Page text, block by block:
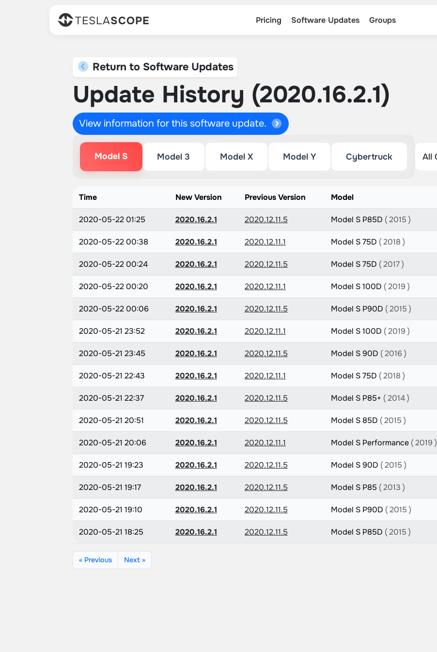
TESLASCOPE Pricing Software Updates Groups
Return to Software Updates
Update History (2020.16.2.1)
View information for this software update.
Model S Model 3 Model X Model Y Cybertruck
Time New Version Previous Version Model
2020-05-22 01:25 2020.16.2.1 2020.12.11.5 Model S P85D ( 2015 )
2020-05-22 00:38 2020.16.2.1 2020.12.11.1 Model S 75D ( 2018 )
2020-05-22 00:24 2020.16.2.1 2020.12.11.5 Model S 75D ( 2017 )
2020-05-22 00:20 2020.16.2.1 2020.12.11.1 Model S 100D ( 2019 )
2020-05-22 00:06 2020.16.2.1 2020.12.11.5 Model S P90D ( 2015 )
2020-05-21 23:52 2020.16.2.1 2020.12.11.1 Model S 100D ( 2019 )
2020-05-21 23:45 2020.16.2.1 2020.12.11.5 Model S 90D ( 2016 )
2020-05-21 22:43 2020.16.2.1 2020.12.11.1 Model S 75D ( 2018 )
2020-05-21 22:37 2020.16.2.1 2020.12.11.5 Model S P85+ ( 2014 )
2020-05-21 20:51 2020.16.2.1 2020.12.11.5 Model S 85D ( 2015 )
2020-05-21 20:06 2020.16.2.1 2020.12.11.1 Model S Performance ( 2019 )
2020-05-21 19:23 2020.16.2.1 2020.12.11.5 Model S 90D ( 2015 )
2020-05-21 19:17 2020.16.2.1 2020.12.11.5 Model S P85 ( 2013 )
2020-05-21 19:10 2020.16.2.1 2020.12.11.5 Model S P90D ( 2015 )
2020-05-21 18:25 2020.16.2.1 2020.12.11.5 Model S P85D ( 2015 )
« Previous Next »